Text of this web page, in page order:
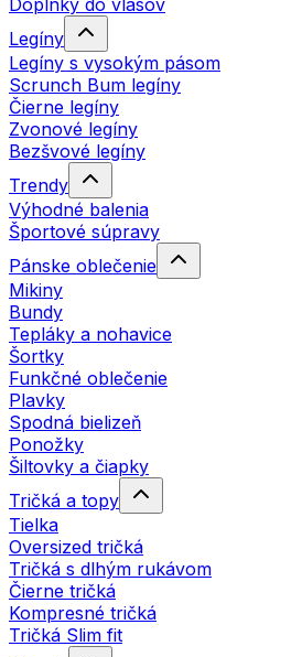
Doplnky do vlasov
Legíny
Legíny s vysokým pásom
Scrunch Bum legíny
Čierne legíny
Zvonové legíny
Bezšvové legíny
Trendy
Výhodné balenia
Športové súpravy
Pánske oblečenie
Mikiny
Bundy
Tepláky a nohavice
Šortky
Funkčné oblečenie
Plavky
Spodná bielizeň
Ponožky
Šiltovky a čiapky
Tričká a topy
Tielka
Oversized tričká
Tričká s dlhým rukávom
Čierne tričká
Kompresné tričká
Tričká Slim fit